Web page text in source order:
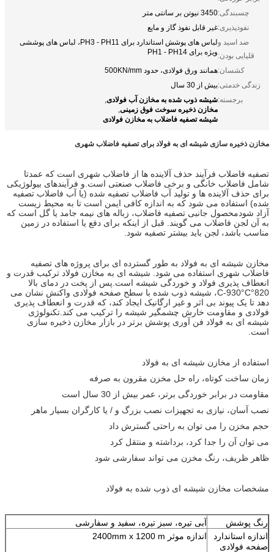
چسبندگی:3450 نیوتن بر سانتی متر
نفوذپذیری:غیر قابل نفوذ گاز و مایع
ضد اسید و
قلیایی بودن:
لباس های پوشش استاندارد برای PH3 - PH11، لباس های پوششی
ویژه برای PH1 - PH14
کشسان:همانند ورق فولادی، حدود 500KN/mm
زندگی خدمتی:بیش از 30 سال
برجسته:شیشه ذوب شده به مخازن آب فولادی,
مخازن ذخیره سوخت فوق زمینی,
شیشه تصفیه فاضلاب به مخازن فولادی
مخازن ذخیره سازی شیشه ای به فولاد برای تصفیه فاضلاب شهری
تصفیه فاضلاب فرآیند حذف آلاینده ها از فاضلاب شهری است که عمدتا
شامل فاضلاب خانگی و برخی فاضلاب صنعتی است.و فرآیندهای بیولوژیکی
برای حذف آلاینده ها و تولید آب فاضلاب تصفیه شده (یا آب فاضلاب تصفیه
شده) استفاده می شود که به اندازه کافی ایمن است تا به محیط زیست
آزاد شودمحصول جانبی تصفیه فاضلاب، زباله های نیمه جامد یا گل است که
به آن لجن فاضلاب می گویند. قبل از اینکه برای دفع یا استفاده در زمین
مناسب باشد، لجن باید بیشتر تصفیه شود.
مخازن شیشه ای به فولاد به طور گسترده ای برای پروژه های تصفیه
فاضلاب شهری استفاده می شود. شیشه ای به مخازن فولاد ترکیب قدرت و
انعطاف پذیری فولاد و خوردگی شیشه است.پس از پخت در دمای بالا
820°C-930°C، شیشه ذوب شده با سطح صفحه فولادی واکنش نشان می
دهد تا یک پیوند بی اثر و غیر ارگانیک ایجاد کند، که قدرت و انعطاف پذیری
فولادی و مقاومت خارش چشمگیر شیشه را ترکیب می کند.تکنولوژی
شیشه ای به فولاد فن آوری پوشش برتر در بازار مخازن ذخیره سازی
است.
استفاده از مخازن شیشه ای به فولاد
زمان ساخت کوتاه، راه حل مخزن مقرون به صرفه
مقاومت در برابر خوردگی برتر، عمر بیش از 30 سال است
نصب آسان، نیازی به تجهیزات نصب بزرگ و / یا کارگران بسیار ماهر
حجم مخزن را می توان به راحتی گسترش داد
می توان آن را جدا کرد، برداشته و منتقل کرد
ظاهر ظریف، رنگ مخزن می تواند سفارشی شود
مشخصات مخازن شیشه ای ذوب شده به فولاد
رنگ پوشش
آبی تیره، سبز تیره، سفید و سفارشی
اندازه استاندارد
صفحه فولادی
اندازه موثر 2400mm x 1200 m